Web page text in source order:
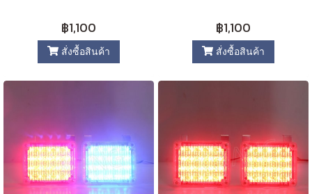
฿1,100
สั่งซื้อสินค้า
฿1,100
สั่งซื้อสินค้า